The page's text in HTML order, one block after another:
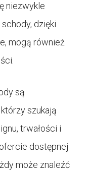
niezwykle
dzięki
mogą również
są
szukają
trwałości i
dostępnej
może znaleźć